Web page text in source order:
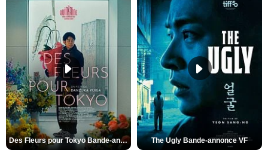
Des Fleurs pour Tokyo Bande-annonce VO STFR The Ugly Bande-annonce VF